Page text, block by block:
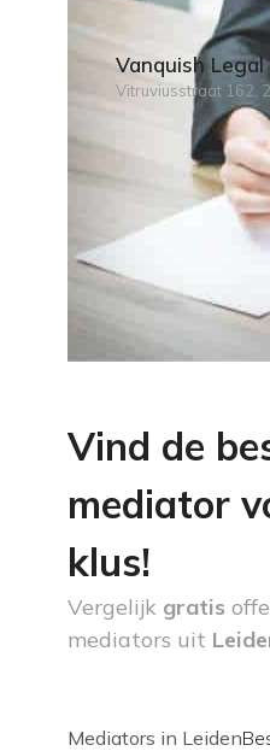
Vanquish Legal
Vitruviusstraat 162,
Vind de
mediator
klus!
Vergelijk gratis
mediators uit
Mediators in Leiden